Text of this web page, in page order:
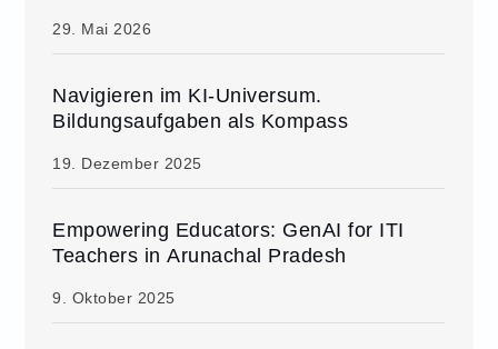
29. Mai 2026
Navigieren im KI-Universum.
Bildungsaufgaben als Kompass
19. Dezember 2025
Empowering Educators: GenAI for ITI
Teachers in Arunachal Pradesh
9. Oktober 2025